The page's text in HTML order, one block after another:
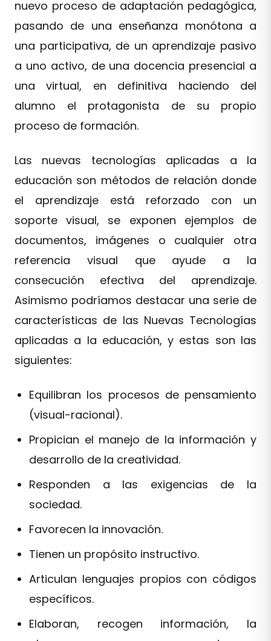
nuevo proceso de adaptación pedagógica,
pasando de una enseñanza monótona a
una participativa, de un aprendizaje pasivo
a uno activo, de una docencia presencial a
una virtual, en definitiva haciendo del
alumno el protagonista de su propio
proceso de formación.
Las nuevas tecnologías aplicadas a la
educación son métodos de relación donde
el aprendizaje está reforzado con un
soporte visual, se exponen ejemplos de
documentos, imágenes o cualquier otra
referencia visual que ayude a la
consecución efectiva del aprendizaje.
Asimismo podríamos destacar una serie de
características de las Nuevas Tecnologías
aplicadas a la educación, y estas son las
siguientes:
Equilibran los procesos de pensamiento
(visual-racional).
Propician el manejo de la información y
desarrollo de la creatividad.
Responden a las exigencias de la
sociedad.
Favorecen la innovación.
Tienen un propósito instructivo.
Articulan lenguajes propios con códigos
específicos.
Elaboran, recogen información, la